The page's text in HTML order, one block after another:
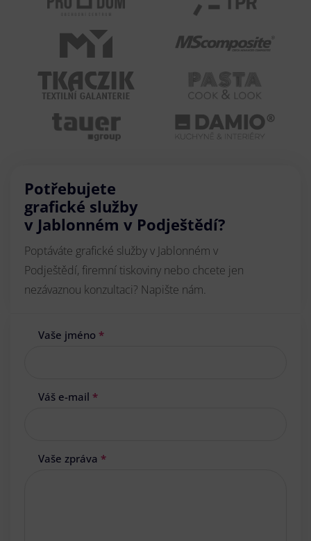
Potřebujete
grafické služby
v Jablonném v Podještědí?
Poptáváte grafické služby v Jablonném v
Podještědí, firemní tiskoviny nebo chcete jen
nezávaznou konzultaci? Napište nám.
Vaše jméno *
Váš e-mail *
Vaše zpráva *